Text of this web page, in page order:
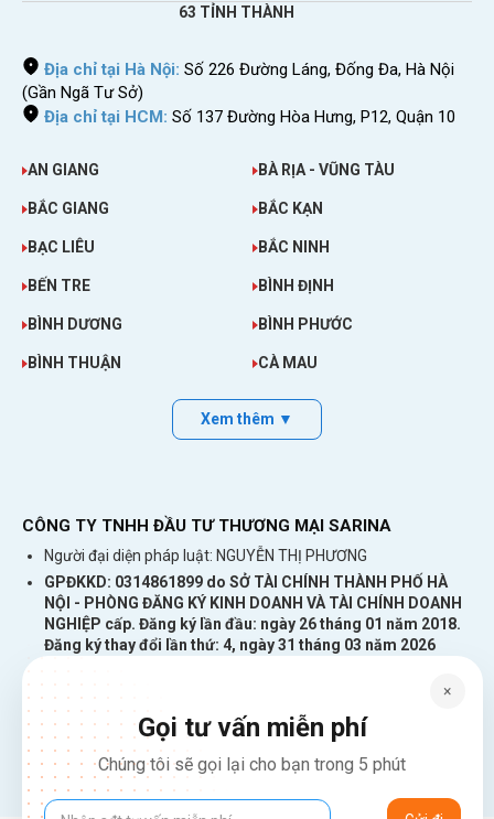
63 TỈNH THÀNH
Địa chỉ tại Hà Nội: Số 226 Đường Láng, Đống Đa, Hà Nội
(Gần Ngã Tư Sở)
Địa chỉ tại HCM: Số 137 Đường Hòa Hưng, P12, Quận 10
AN GIANG BÀ RỊA - VŨNG TÀU
BẮC GIANG BẮC KẠN
BẠC LIÊU BẮC NINH
BẾN TRE BÌNH ĐỊNH
BÌNH DƯƠNG BÌNH PHƯỚC
BÌNH THUẬN CÀ MAU
Xem thêm ▼
CÔNG TY TNHH ĐẦU TƯ THƯƠNG MẠI SARINA
Người đại diện pháp luật: NGUYỄN THỊ PHƯƠNG
GPĐKKD: 0314861899 do SỞ TÀI CHÍNH THÀNH PHỐ HÀ
NỘI - PHÒNG ĐĂNG KÝ KINH DOANH VÀ TÀI CHÍNH DOANH
NGHIỆP cấp. Đăng ký lần đầu: ngày 26 tháng 01 năm 2018.
Đăng ký thay đổi lần thứ: 4, ngày 31 tháng 03 năm 2026
137 Đường Hòa Hưng, Phường 12, Quận 10, TP. Hồ Chí Minh
Hotline: 1900 2106 - 0386 001 001
Email:
Giaiphap3g@gmail.com
×
Gọi tư vấn miễn phí
Chúng tôi sẽ gọi lại cho bạn trong 5 phút